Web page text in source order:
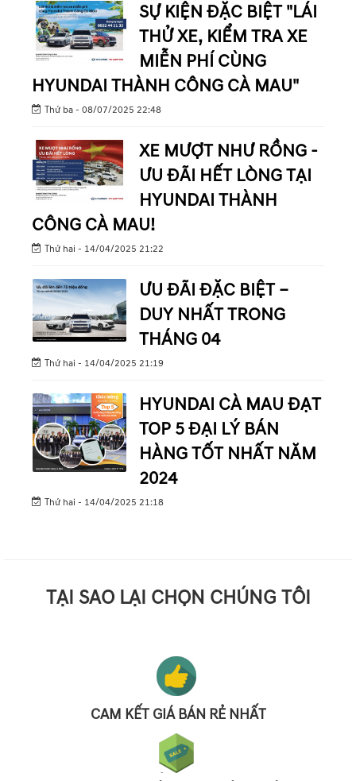
SỰ KIỆN ĐẶC BIỆT "LÁI
THỬ XE, KIỂM TRA XE
MIỄN PHÍ CÙNG
HYUNDAI THÀNH CÔNG CÀ MAU"
Thứ ba - 08/07/2025 22:48
XE MƯỢT NHƯ RỒNG -
ƯU ĐÃI HẾT LÒNG TẠI
HYUNDAI THÀNH
CÔNG CÀ MAU!
Thứ hai - 14/04/2025 21:22
ƯU ĐÃI ĐẶC BIỆT –
DUY NHẤT TRONG
THÁNG 04
Thứ hai - 14/04/2025 21:19
HYUNDAI CÀ MAU ĐẠT
TOP 5 ĐẠI LÝ BÁN
HÀNG TỐT NHẤT NĂM
2024
Thứ hai - 14/04/2025 21:18
TẠI SAO LẠI CHỌN CHÚNG TÔI
CAM KẾT GIÁ BÁN RẺ NHẤT